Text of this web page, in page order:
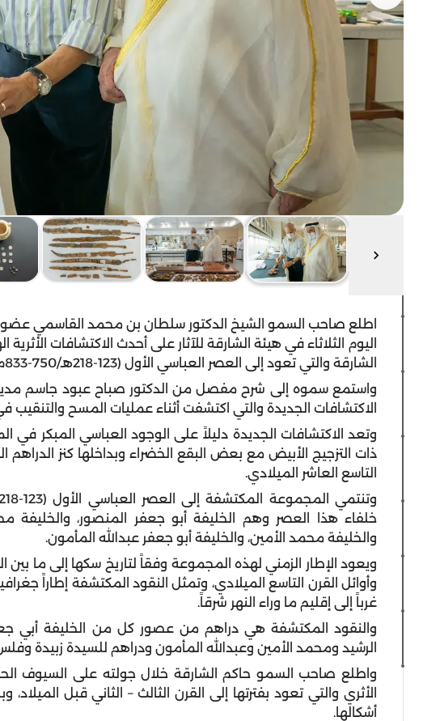
اطلع صاحب السمو الشيخ الدكتور سلطان بن محمد القاسمي عضو
اليوم الثلاثاء في هيئة الشارقة للآثار على أحدث الاكتشافات
الشارقة والتي تعود إلى العصر العباسي الأول (123-218هـ/750-833م).
واستمع سموه إلى شرح مفصل من الدكتور صباح عبود جاسم مدير
الاكتشافات الجديدة والتي اكتشفت أثناء عمليات المسح
وتعد الاكتشافات الجديدة دليلاً على الوجود العباسي المبكر في
ذات التزجيج الأبيض مع بعض البقع الخضراء وبداخلها كنز الدراهم
التاسع العاشر الميلادي.
خلفاء هذا العصر وهم الخليفة أبو جعفر المنصور، والخليفة
والخليفة محمد الأمين، والخليفة أبو جعفر عبدالله المأمون.
ويعود الإطار الزمني لهذه المجموعة وفقاً لتاريخ سكها إلى ما بين
وأوائل القرن التاسع الميلادي، وتمثل النقود المكتشفة إطاراً
غرباً إلى إقليم ما وراء النهر شرقاً.
والنقود المكتشفة هي دراهم من عصور كل من الخليفة أبي
الرشيد ومحمد الأمين وعبدالله المأمون ودراهم للسيدة زبيدة
واطلع صاحب السمو حاكم الشارقة خلال جولته على السيوف
أشكالها.